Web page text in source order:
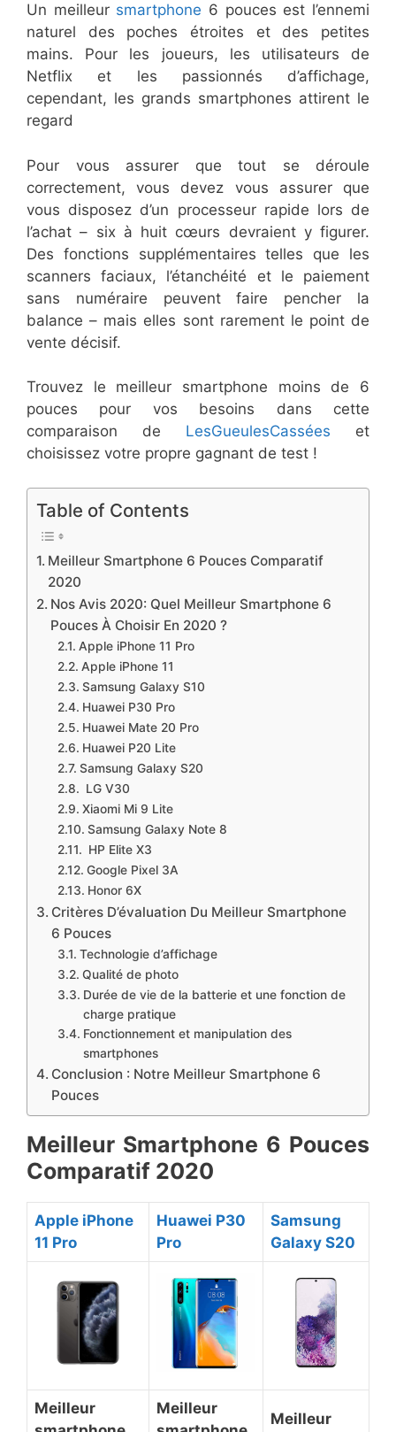
Un meilleur smartphone ​6 pouces est l’ennemi
naturel des poches étroites et des petites
mains. Pour les joueurs, les utilisateurs de
Netflix et les passionnés d’affichage,
cependant, les grands smartphones attirent le
regard
Pour vous assurer que tout se déroule
correctement, vous devez vous assurer que
vous disposez d’un processeur rapide lors de
l’achat – six à huit cœurs devraient y figurer.
Des fonctions supplémentaires telles que les
scanners faciaux, l’étanchéité et le paiement
sans numéraire peuvent faire pencher la
balance – mais elles sont rarement le point de
vente décisif.
Trouvez le meilleur smartphone moins de 6
pouces pour vos besoins dans cette
comparaison de LesGueulesCassées et
choisissez votre propre gagnant de test !
Table of Contents
​Meilleur Smartphone 6 ​Pouces Comparatif
2020
​Nos Avis 2020: Quel Meilleur Smartphone 6
Pouces À Choisir En 2020 ?
​Apple iPhone 11 Pro
​Apple iPhone 11
​Samsung Galaxy S10
​​Huawei P30 Pro
​​Huawei Mate 20 Pro
​Huawei P20 Lite
​​Samsung Galaxy S20
​ LG V30
​Xiaomi Mi 9 Lite
​Samsung Galaxy Note 8
​ HP Elite X3
​Google Pixel 3A
​Honor 6X
​Critères D’évaluation Du Meilleur Smartphone
6 Pouces
​Technologie d’affichage
​Qualité de photo
​Durée de vie de la batterie et une fonction de
charge pratique
​Fonctionnement et manipulation des
smartphones
​Conclusion : Notre Meilleur Smartphone 6
Pouces
​Meilleur Smartphone 6 ​Pouces
Comparatif 2020
​Apple iPhone
11 Pro
​Huawei P30
Pro
​Samsung
Galaxy S20
​Meilleur
​Meilleur
​Meilleur